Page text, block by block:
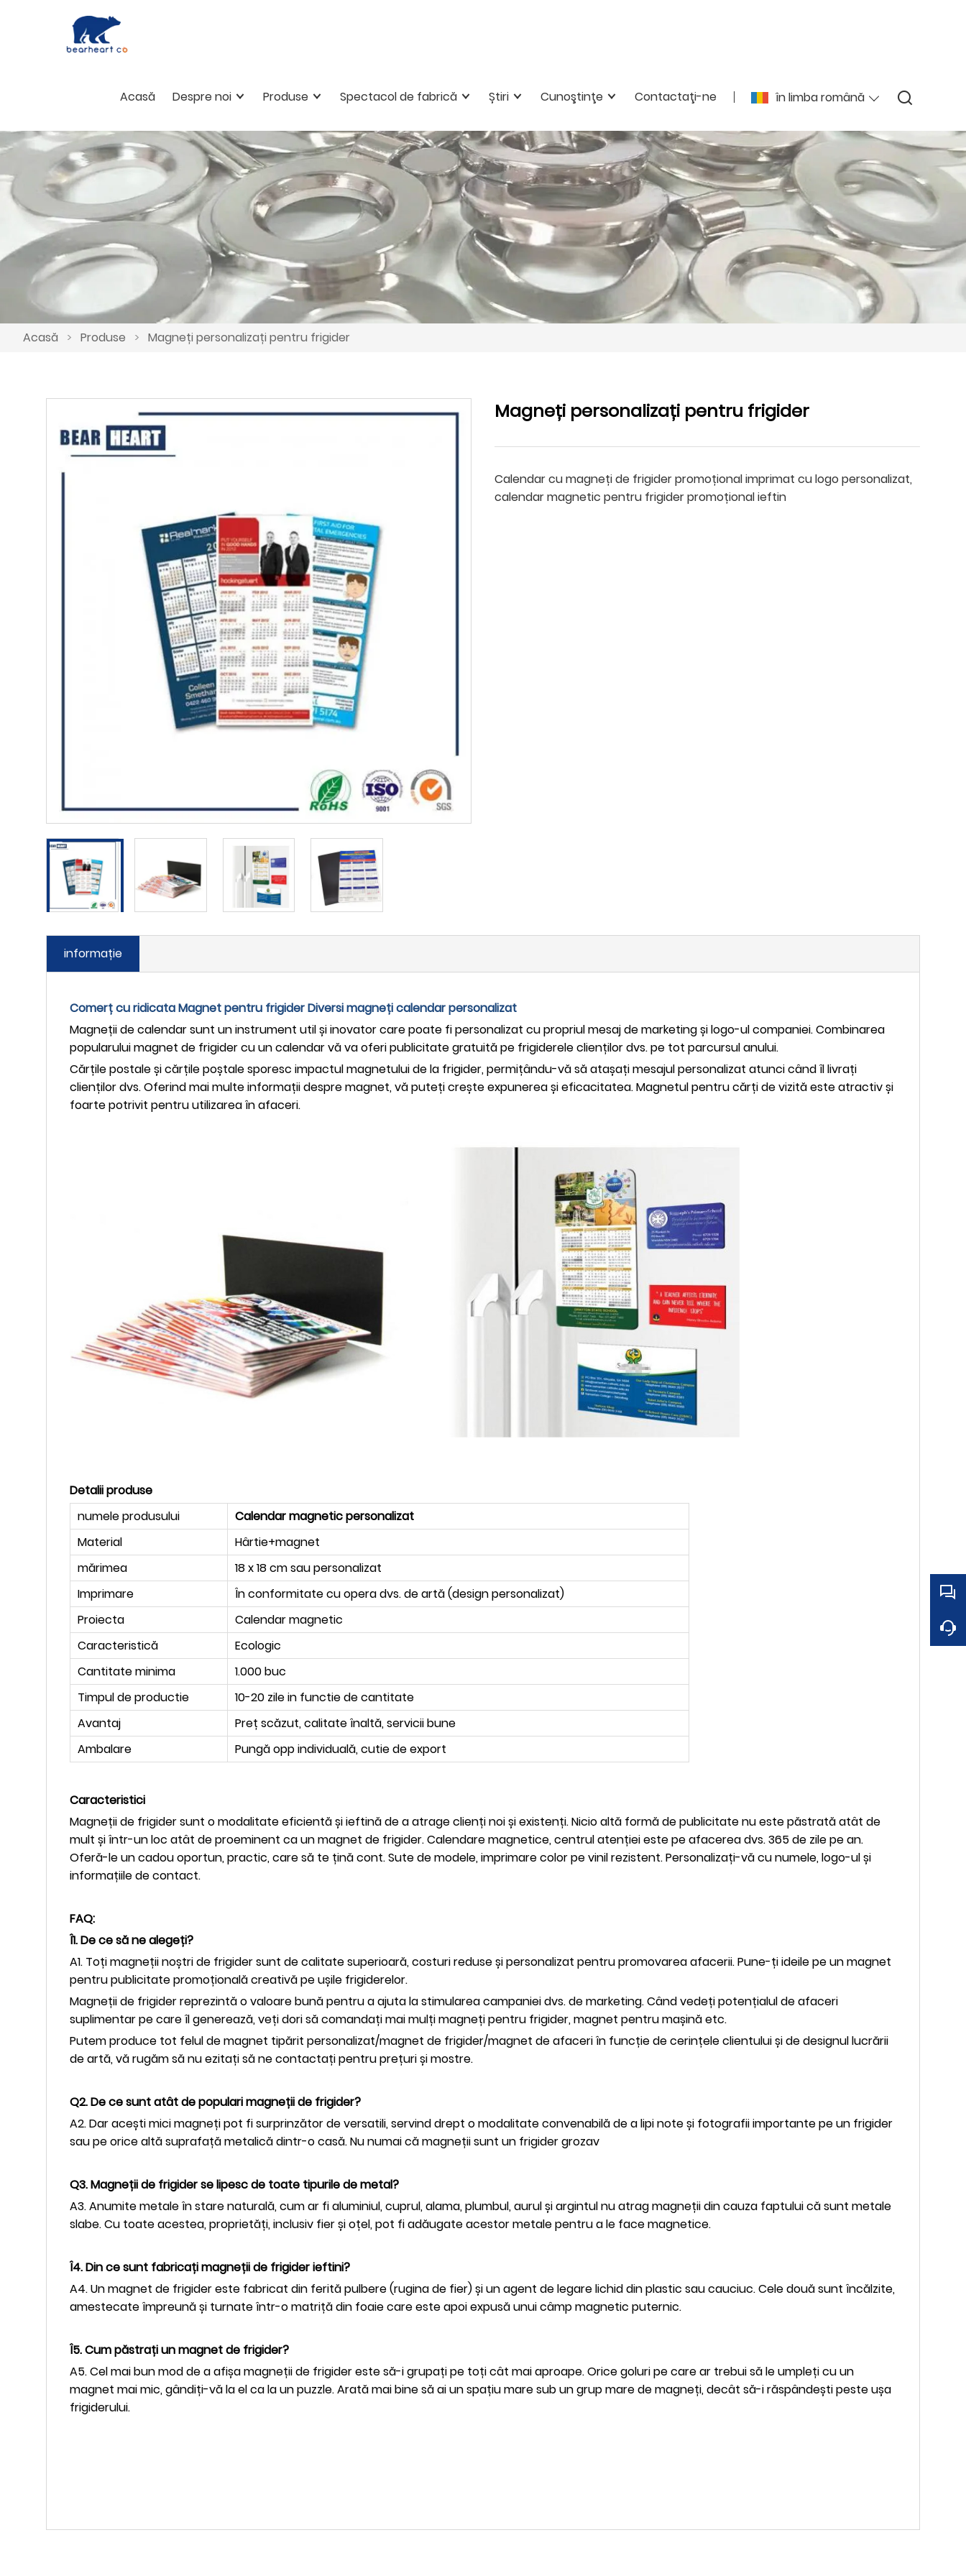
în limba română
Acasă Despre noi Produse Spectacol de fabrică Știri Cunoştinţe Contactaţi-ne
Acasă > Produse > Magneți personalizați pentru frigider
Magneți personalizați pentru frigider
Calendar cu magneți de frigider promoțional imprimat cu logo personalizat,
calendar magnetic pentru frigider promoțional ieftin
informație
Comerț cu ridicata Magnet pentru frigider Diversi magneți calendar personalizat
Magneții de calendar sunt un instrument util și inovator care poate fi personalizat cu propriul mesaj de marketing și logo-ul companiei. Combinarea
popularului magnet de frigider cu un calendar vă va oferi publicitate gratuită pe frigiderele clienților dvs. pe tot parcursul anului.
Cărțile postale și cărțile poștale sporesc impactul magnetului de la frigider, permițându-vă să atașați mesajul personalizat atunci când îl livrați
clienților dvs. Oferind mai multe informații despre magnet, vă puteți crește expunerea și eficacitatea. Magnetul pentru cărți de vizită este atractiv și
foarte potrivit pentru utilizarea în afaceri.
Detalii produse
numele produsului
Calendar magnetic personalizat
Material
Hârtie+magnet
mărimea
18 x 18 cm sau personalizat
Imprimare
În conformitate cu opera dvs. de artă (design personalizat)
Proiecta
Calendar magnetic
Caracteristică
Ecologic
Cantitate minima
1.000 buc
Timpul de productie
10-20 zile in functie de cantitate
Avantaj
Preț scăzut, calitate înaltă, servicii bune
Ambalare
Pungă opp individuală, cutie de export
Caracteristici
Magneții de frigider sunt o modalitate eficientă și ieftină de a atrage clienți noi și existenți. Nicio altă formă de publicitate nu este păstrată atât de
mult și într-un loc atât de proeminent ca un magnet de frigider. Calendare magnetice, centrul atenției este pe afacerea dvs. 365 de zile pe an.
Oferă-le un cadou oportun, practic, care să te țină cont. Sute de modele, imprimare color pe vinil rezistent. Personalizați-vă cu numele, logo-ul și
informațiile de contact.
FAQ:
Î1. De ce să ne alegeți?
A1. Toți magneții noștri de frigider sunt de calitate superioară, costuri reduse și personalizat pentru promovarea afacerii. Pune-ți ideile pe un magnet
pentru publicitate promoțională creativă pe ușile frigiderelor.
Magneții de frigider reprezintă o valoare bună pentru a ajuta la stimularea campaniei dvs. de marketing. Când vedeți potențialul de afaceri
suplimentar pe care îl generează, veți dori să comandați mai mulți magneți pentru frigider, magnet pentru mașină etc.
Putem produce tot felul de magnet tipărit personalizat/magnet de frigider/magnet de afaceri în funcție de cerințele clientului și de designul lucrării
de artă, vă rugăm să nu ezitați să ne contactați pentru prețuri și mostre.
Q2. De ce sunt atât de populari magneții de frigider?
A2. Dar acești mici magneți pot fi surprinzător de versatili, servind drept o modalitate convenabilă de a lipi note și fotografii importante pe un frigider
sau pe orice altă suprafață metalică dintr-o casă. Nu numai că magneții sunt un frigider grozav
Q3. Magneții de frigider se lipesc de toate tipurile de metal?
A3. Anumite metale în stare naturală, cum ar fi aluminiul, cuprul, alama, plumbul, aurul și argintul nu atrag magneții din cauza faptului că sunt metale
slabe. Cu toate acestea, proprietăți, inclusiv fier și oțel, pot fi adăugate acestor metale pentru a le face magnetice.
Î4. Din ce sunt fabricați magneții de frigider ieftini?
A4. Un magnet de frigider este fabricat din ferită pulbere (rugina de fier) ​​și un agent de legare lichid din plastic sau cauciuc. Cele două sunt încălzite,
amestecate împreună și turnate într-o matriță din foaie care este apoi expusă unui câmp magnetic puternic.
Î5. Cum păstrați un magnet de frigider?
A5. Cel mai bun mod de a afișa magneții de frigider este să-i grupați pe toți cât mai aproape. Orice goluri pe care ar trebui să le umpleți cu un
magnet mai mic, gândiți-vă la el ca la un puzzle. Arată mai bine să ai un spațiu mare sub un grup mare de magneți, decât să-i răspândești peste ușa
frigiderului.